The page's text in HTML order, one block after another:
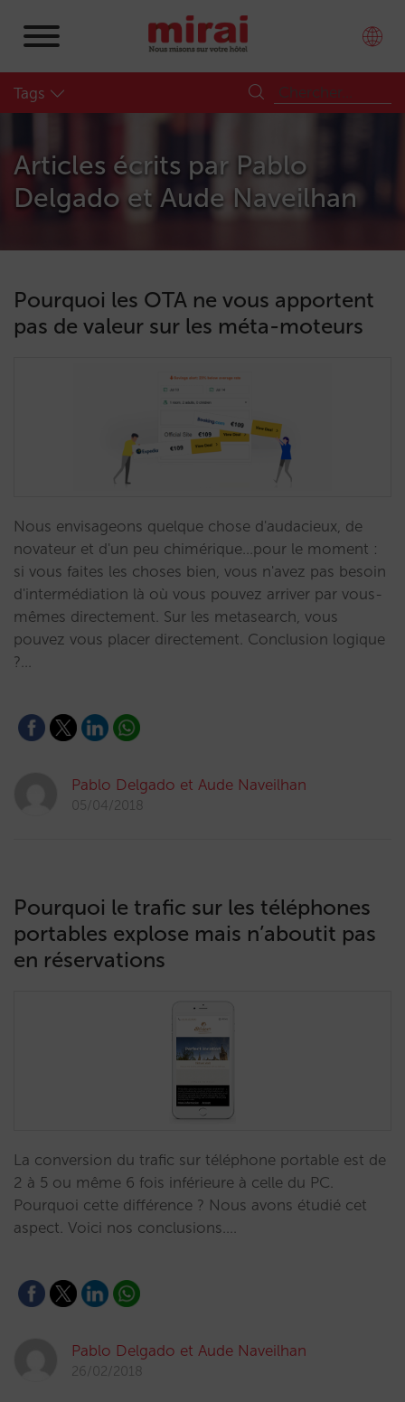
Tags
Articles écrits par Pablo
Delgado et Aude Naveilhan
Pourquoi les OTA ne vous apportent
pas de valeur sur les méta-moteurs
Nous envisageons quelque chose d'audacieux, de
novateur et d'un peu chimérique...pour le moment :
si vous faites les choses bien, vous n'avez pas besoin
d'intermédiation là où vous pouvez arriver par vous-
mêmes directement. Sur les metasearch, vous
pouvez vous placer directement. Conclusion logique
?…
Pablo Delgado et Aude Naveilhan
05/04/2018
Pourquoi le trafic sur les téléphones
portables explose mais n’aboutit pas
en réservations
La conversion du trafic sur téléphone portable est de
2 à 5 ou même 6 fois inférieure à celle du PC.
Pourquoi cette différence ? Nous avons étudié cet
aspect. Voici nos conclusions.…
Pablo Delgado et Aude Naveilhan
26/02/2018